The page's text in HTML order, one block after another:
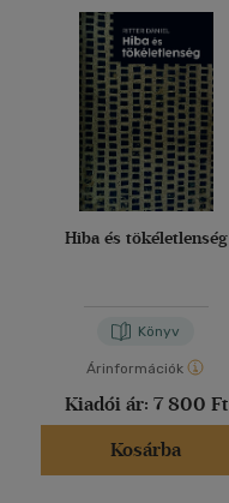
Hiba és tökéletlenség
Könyv
Árinformációk
Kiadói ár: 7 800 Ft
Kosárba